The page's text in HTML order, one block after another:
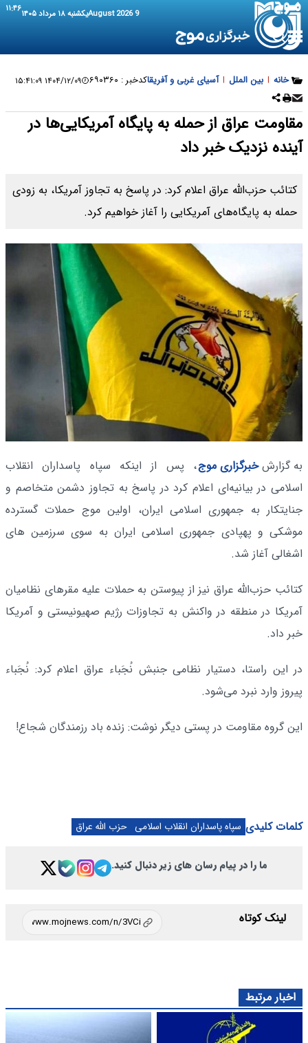
9 August 2026 یکشنبه ۱۸ مرداد ۱۴۰۵ ۱۱:۴۶
خانه | بین الملل | آسیای غربی و آفریقاکدخبر : ۶۹۰۳۶۰ ۱۴۰۴/۱۲/۰۹ ۱۵:۴۱:۰۹
مقاومت عراق از حمله به پایگاه آمریکایی‌ها در
آینده نزدیک خبر داد
کتائب حزب‌الله عراق اعلام کرد: در پاسخ به تجاوز آمریکا، به زودی
حمله به پایگاه‌های آمریکایی را آغاز خواهیم کرد.
به گزارشخبرگزاری موج، پس از اینکه سپاه پاسداران انقلاب
اسلامی در بیانیه‌ای اعلام کرد در پاسخ به تجاوز دشمن متخاصم و
جنایتکار به جمهوری اسلامی ایران، اولین موج حملات گسترده
موشکی و پهپادی جمهوری اسلامی ایران به سوی سرزمین های
اشغالی آغاز شد.
کتائب حزب‌الله عراق نیز از پیوستن به حملات علیه مقرهای نظامیان
آمریکا در منطقه در واکنش به تجاوزات رژیم صهیونیستی و آمریکا
خبر داد.
در این راستا، دستیار نظامی جنبش نُجَباء عراق اعلام کرد: نُجَباء
پیروز وارد نبرد می‌شود.
این گروه مقاومت در پستی دیگر نوشت: زنده باد رزمندگان شجاع!
کلمات کلیدی سپاه پاسداران انقلاب اسلامی حزب الله عراق
ما را در پیام رسان های زیر دنبال کنید.
لینک کوتاه
اخبار مرتبط